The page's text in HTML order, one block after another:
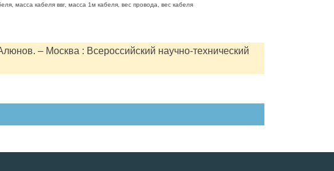
масса кабеля ввг, масса 1м кабеля, вес провода, вес кабеля
– Москва : Всероссийский научно-технический